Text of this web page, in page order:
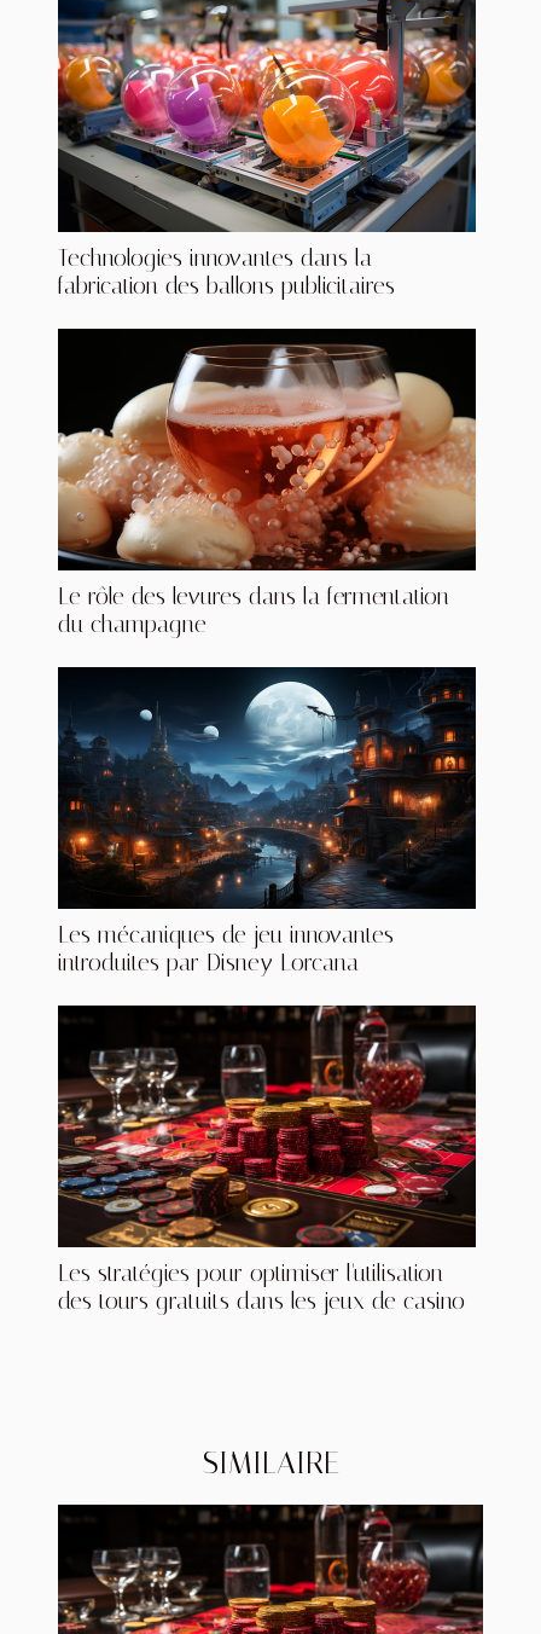
Technologies innovantes dans la
fabrication des ballons publicitaires
Le rôle des levures dans la fermentation
du champagne
Les mécaniques de jeu innovantes
introduites par Disney Lorcana
Les stratégies pour optimiser l'utilisation
des tours gratuits dans les jeux de casino
SIMILAIRE